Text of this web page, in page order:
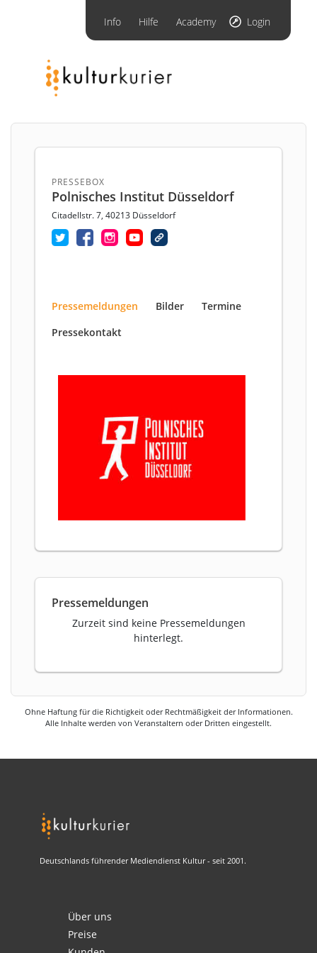
Info Hilfe Academy Login
PRESSEBOX
Polnisches Institut Düsseldorf
Citadellstr. 7, 40213 Düsseldorf
Pressemeldungen Bilder
Termine
Pressekontakt
Pressemeldungen
Zurzeit sind keine Pressemeldungen
hinterlegt.
Ohne Haftung für die Richtigkeit oder Rechtmäßigkeit der Informationen.
Alle Inhalte werden von Veranstaltern oder Dritten eingestellt.
Deutschlands führender Mediendienst Kultur - seit 2001.
Über uns
Preise